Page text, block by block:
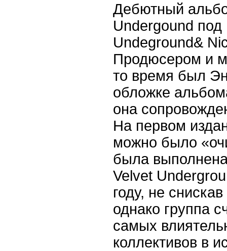
Дебютный
Undergound
Undeground&
Продюсером и
то время был
обложке
она
На первом
можно было
была
Velvet
году, не
однако группа
самых
коллективов в